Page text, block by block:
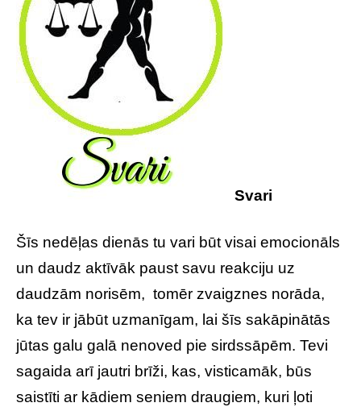
Svari
Šīs nedēļas dienās tu vari būt visai emocionāls
un daudz aktīvāk paust savu reakciju uz
daudzām norisēm, tomēr zvaigznes norāda,
ka tev ir jābūt uzmanīgam, lai šīs sakāpinātās
jūtas galu galā nenoved pie sirdssāpēm. Tevi
sagaida arī jautri brīži, kas, visticamāk, būs
saistīti ar kādiem seniem draugiem, kuri ļoti